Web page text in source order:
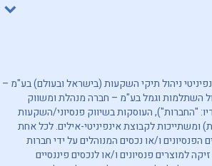
ניהול תיקי השקעות (בישראל ובעולם) בע"מ –
השתלמות וגמל בע"מ – חברה מנהלת ומשווק
"החברות"), העוסקות בשיווק פנסיוני/השקעות
ומשתייכות לקבוצת אינפיניטי-אילים. לכל אחת
הפנסיונים ו/או נכסים המנוהלים על ידי חברות
למוצרים פנסיונים ו/או לנכסים פיננסיים